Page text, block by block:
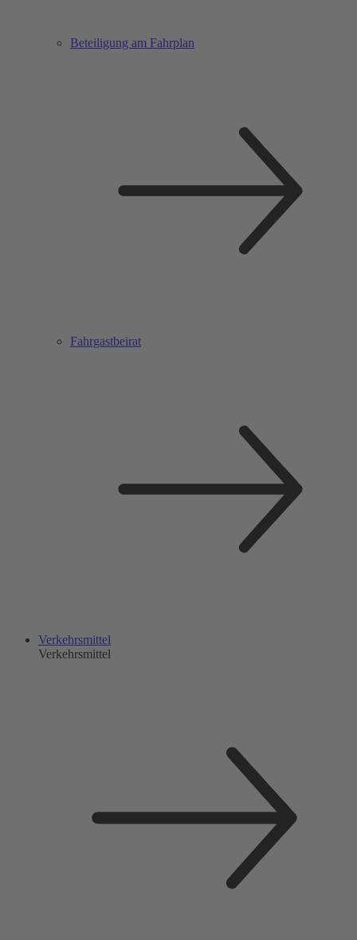
Beteiligung am Fahrplan
Fahrgastbeirat
Verkehrsmittel
Verkehrsmittel